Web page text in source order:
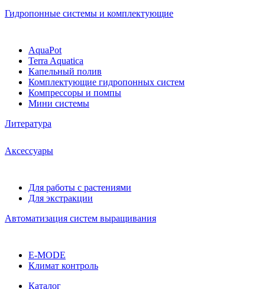
Гидропонные системы и комплектующие
AquaPot
Terra Aquatica
Капельный полив
Комплектующие гидропонных систем
Компрессоры и помпы
Мини системы
Литература
Аксессуары
Для работы с растениями
Для экстракции
Автоматизация систем выращивания
E-MODE
Климат контроль
Каталог